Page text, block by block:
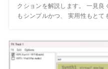
クションを解説します。 一見良
もシンプルかつ、 実用性もとて